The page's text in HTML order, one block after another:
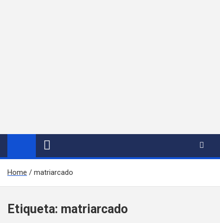
Home matriarcado
Etiqueta: matriarcado